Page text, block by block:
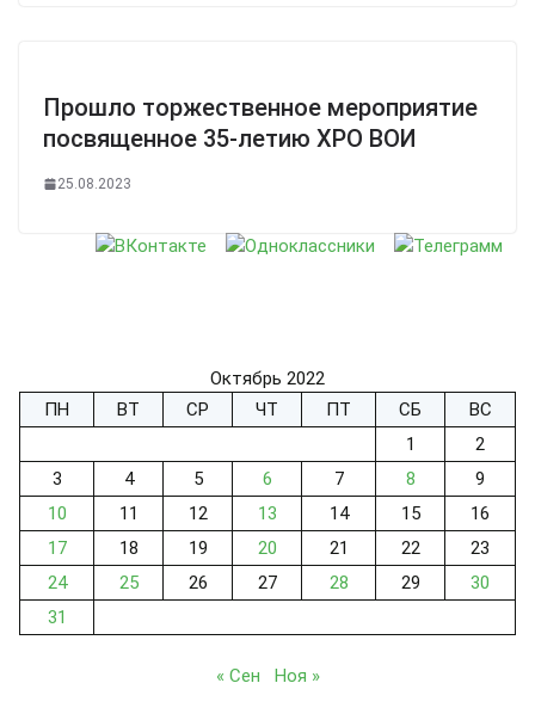
Прошло торжественное мероприятие
посвященное 35-летию ХРО ВОИ
25.08.2023
Октябрь 2022
ПН
ВТ СР ЧТ ПТ СБ
ВС
1
2
3
4 5 6 7 8
9
10
11 12 13 14 15
16
17
18 19 20 21 22
23
24
25 26 27 28 29
30
31
« Сен Ноя »